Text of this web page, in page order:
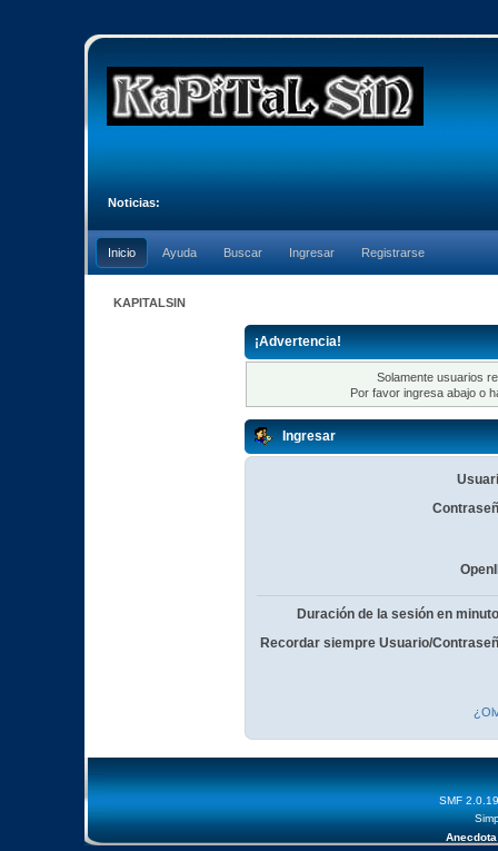
Noticias:
Inicio Ayuda Buscar Ingresar Registrarse
KAPITALSIN
¡Advertencia!
Solamente usuarios
Por favor ingresa abajo o
Ingresar
Duración de la sesión en
Recordar siempre Usuario/
SMF 2.0.19
Anecdota